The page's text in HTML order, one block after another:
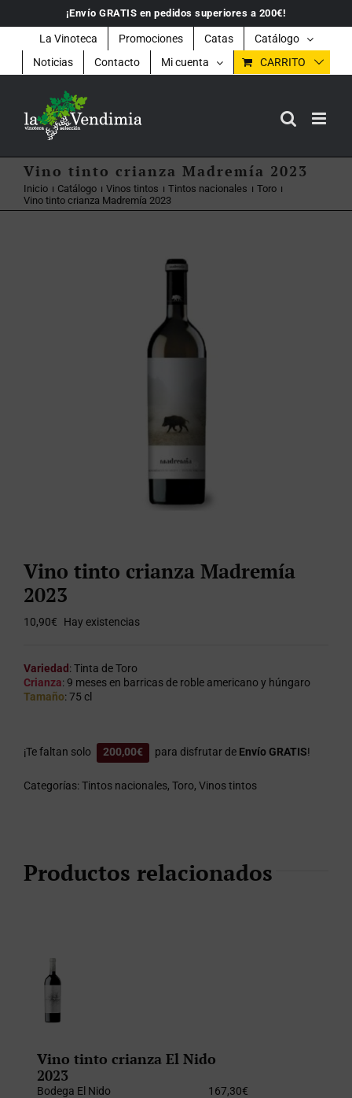
contenido
¡Envío GRATIS en pedidos superiores a 200€!
La Vinoteca Promociones Catas
Catálogo
Noticias
Contacto Mi cuenta CARRITO
Vino tinto crianza Madremía 2023
Inicio Catálogo Vinos tintos Tintos nacionales
Toro
Vino tinto crianza Madremía 2023
Vino tinto crianza Madremía
2023
10,90€ Hay existencias
Variedad : Tinta de Toro
Crianza: 9 meses en barricas de roble americano y húngaro
Tamaño: 75 cl
¡Te faltan solo 200,00€ para disfrutar de Envío GRATIS!
Categorías:Tintos nacionales, Toro, Vinos tintos
Productos relacionados
Vino tinto crianza El Nido
2023
Bodega El Nido 167,30€